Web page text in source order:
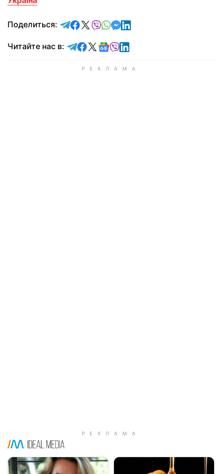
Поделиться: отправить в Telegram
поделиться в Facebook
поделиться в X
отправить в Viber
отправить в Whatsapp
отправить в Messenger
отправить в LinkedIn
Читайте нас в: Читайте в Telegram
Читайте в Facebook
Читайте в X
Читайте в Google news
Читайте в Viber
Читайте в LinkedIn